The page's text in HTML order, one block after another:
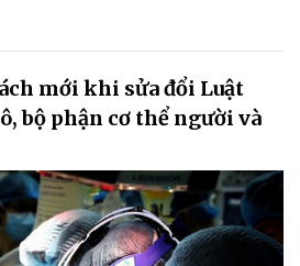
mới khi sửa đổi Luật
bộ phận cơ thể người và